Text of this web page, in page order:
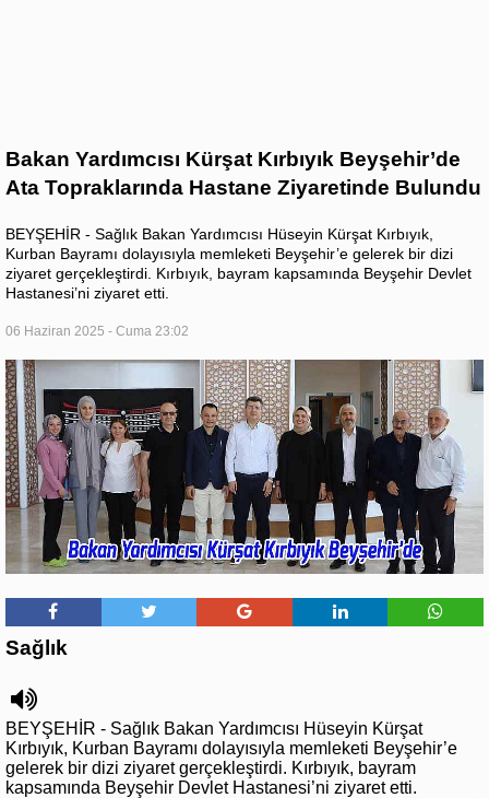
Bakan Yardımcısı Kürşat Kırbıyık Beyşehir’de
Ata Topraklarında Hastane Ziyaretinde Bulundu
BEYŞEHİR - Sağlık Bakan Yardımcısı Hüseyin Kürşat Kırbıyık,
Kurban Bayramı dolayısıyla memleketi Beyşehir’e gelerek bir dizi
ziyaret gerçekleştirdi. Kırbıyık, bayram kapsamında Beyşehir Devlet
Hastanesi’ni ziyaret etti.
06 Haziran 2025 - Cuma 23:02
Sağlık
BEYŞEHİR - Sağlık Bakan Yardımcısı Hüseyin Kürşat
Kırbıyık, Kurban Bayramı dolayısıyla memleketi Beyşehir’e
gelerek bir dizi ziyaret gerçekleştirdi. Kırbıyık, bayram
kapsamında Beyşehir Devlet Hastanesi’ni ziyaret etti.